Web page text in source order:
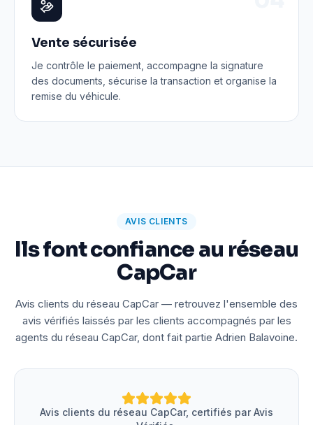
Vente sécurisée
Je contrôle le paiement, accompagne la signature
des documents, sécurise la transaction et organise la
remise du véhicule.
AVIS CLIENTS
Ils font confiance au réseau
CapCar
Avis clients du réseau CapCar — retrouvez l'ensemble des
avis vérifiés laissés par les clients accompagnés par les
agents du réseau CapCar, dont fait partie Adrien Balavoine.
Avis clients du réseau CapCar, certifiés par Avis